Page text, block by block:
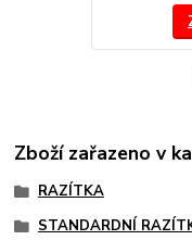
Zboží zařazeno v
RAZÍTKA
STANDARDNÍ